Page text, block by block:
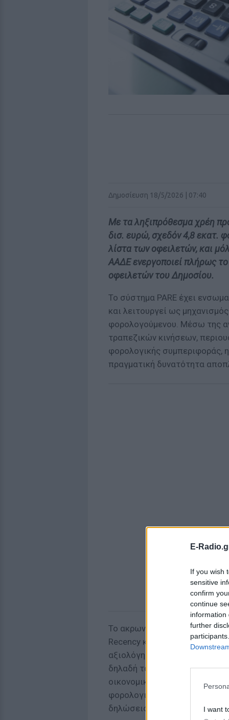
E-
If you wish
sensitive
confirm
continue
information
further
I want
Δημοσίευση 18/5/2026 | 07:40
Με τα ληξιπρόθεσμα χρέη
δισ. ευρώ, σχεδόν 4,8 εκατ.
λίστα των οφειλετών, και
ΑΑΔΕ ενεργοποιεί πλήρως
οφειλετών του Δημοσίου.
Το σύστημα PARE έχει
και λειτουργεί ως
φορολογούμενου. Μέσω της
τραπεζικών κινήσεων,
φορολογικής συμπεριφοράς,
πραγματική δυνατότητα
Το ακρωνύμιο PARE
Recency και Event και
αξιολόγησης. Ο πρώτος
δηλαδή τα εισοδήματα, τις
οικονομική του εικόνα. Ο
φορολογικές του
δηλώσεις και τις πληρωμές ή